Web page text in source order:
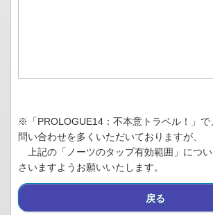
※「PROLOGUE14：不本意トラベル！」で
問い合わせを多くいただいておりますが、
上記の「ノーツのタップ有効範囲」につ
さいますようお願いいたします。
戻る